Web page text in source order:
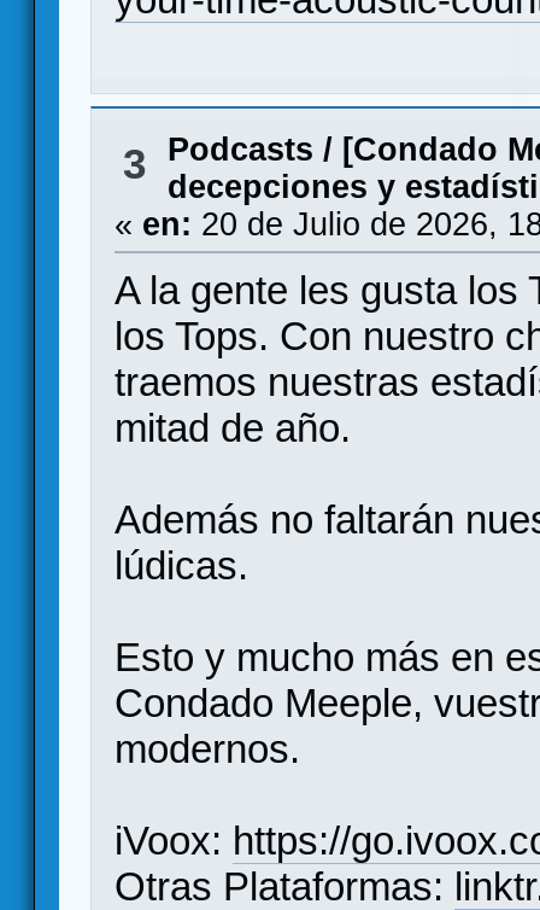
3 Podcasts / [Condado
decepciones y
« en: 20 de Julio de 2026,
A la gente les gusta los
los Tops. Con nuestro
traemos nuestras
mitad de año.
Además no faltarán
lúdicas.
Esto y mucho más en
Condado Meeple,
modernos.
iVoox: https://
Otras Plataformas: